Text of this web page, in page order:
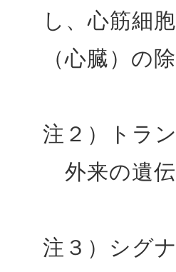
し、心筋細
（心臓）の
注２）トラ
外来の遺
注３）シグ